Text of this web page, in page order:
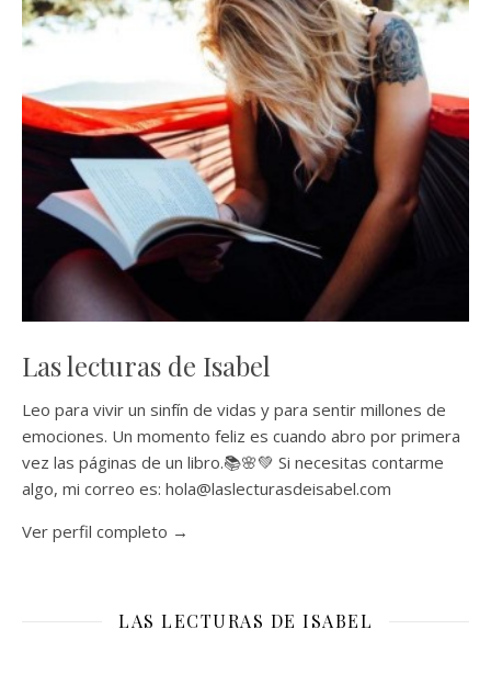
Las lecturas de Isabel
Leo para vivir un sinfín de vidas y para sentir millones de
emociones. Un momento feliz es cuando abro por primera
vez las páginas de un libro.📚🌸💚 Si necesitas contarme
algo, mi correo es: hola@laslecturasdeisabel.com
Ver perfil completo →
LAS LECTURAS DE ISABEL